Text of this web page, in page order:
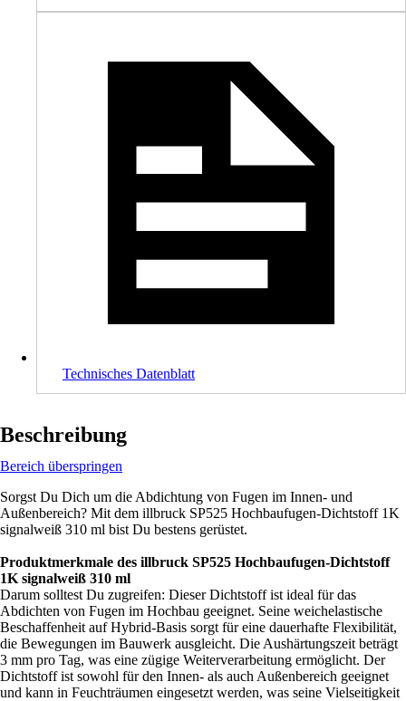
Technisches Datenblatt
Beschreibung
Bereich überspringen
Sorgst Du Dich um die Abdichtung von Fugen im Innen- und
Außenbereich? Mit dem illbruck SP525 Hochbaufugen-Dichtstoff 1K
signalweiß 310 ml bist Du bestens gerüstet.
Produktmerkmale des illbruck SP525 Hochbaufugen-Dichtstoff
1K signalweiß 310 ml
Darum solltest Du zugreifen: Dieser Dichtstoff ist ideal für das
Abdichten von Fugen im Hochbau geeignet. Seine weichelastische
Beschaffenheit auf Hybrid-Basis sorgt für eine dauerhafte Flexibilität,
die Bewegungen im Bauwerk ausgleicht. Die Aushärtungszeit beträgt
3 mm pro Tag, was eine zügige Weiterverarbeitung ermöglicht. Der
Dichtstoff ist sowohl für den Innen- als auch Außenbereich geeignet
und kann in Feuchträumen eingesetzt werden, was seine Vielseitigkeit